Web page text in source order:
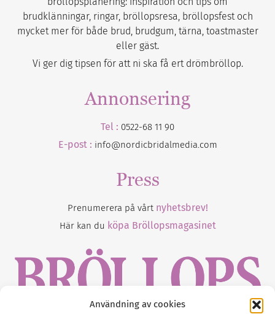
Användning av cookies
brudklänningar, ringar, bröllopsresa, bröllopsfest och
mycket mer för både brud, brudgum, tärna, toastmaster
eller gäst.
Vi ger dig tipsen för att ni ska få ert drömbröllop.
Annonsering
Tel : 0522-68 11 90
E-post : info@nordicbridalmedia.com
Press
Prenumerera på vårt nyhetsbrev!
Här kan du köpa Bröllopsmagasinet